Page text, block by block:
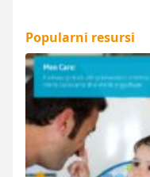
Popularni resursi